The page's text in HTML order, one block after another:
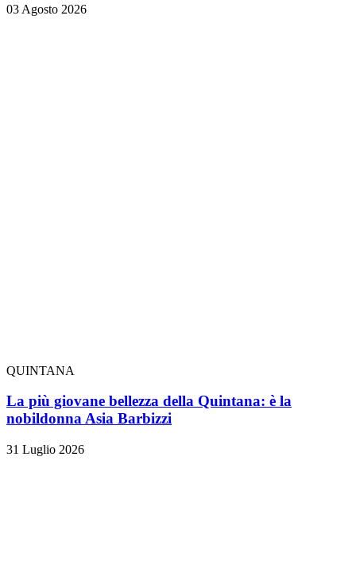
03 Agosto 2026
QUINTANA
La più giovane bellezza della Quintana: è la
nobildonna Asia Barbizzi
31 Luglio 2026